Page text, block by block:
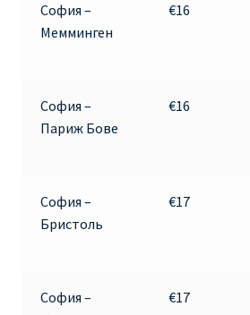
ДЕШЕВЫЕ АВИАБИЛЕТЫ В МИЛАН
ДЕШЕВЫЕ АВИАБИЛЕТЫ НА КИПР
ВЫБОР И БРОНИРОВАНИЯ МЕСТ
ИЗМЕНЕНИЕ БРОНИРОВАНИЯ
София –
Мемминген
€16
София –
Париж Бове
€16
София –
Бристоль
€17
София –
€17